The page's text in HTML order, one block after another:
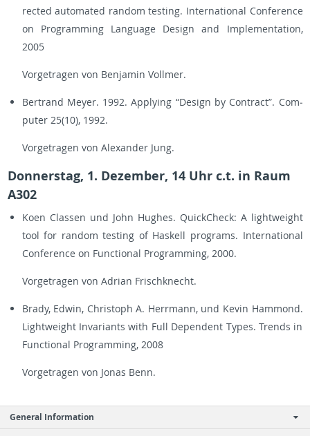
rec­ted au­to­ma­ted ran­dom tes­ting. In­ter­na­tio­nal Con­fe­rence
on Pro­gramming Lan­gua­ge De­sign and Im­ple­men­ta­ti­on,
2005
Vor­ge­tra­gen von Ben­ja­min Voll­mer.
Bertrand Meyer. 1992. Ap­p­ly­ing “De­sign by Contract”. Com­
pu­ter 25(10), 1992.
Vor­ge­tra­gen von Alex­an­der Jung.
Don­ners­tag, 1. De­zem­ber, 14 Uhr c.t. in Raum
A302
Koen Clas­sen und John Hug­hes. Quick­Check: A light­weight
tool for ran­dom tes­ting of Has­kell pro­grams. In­ter­na­tio­nal
Con­fe­rence on Func­tio­nal Pro­gramming, 2000.
Vor­ge­tra­gen von Adri­an Frisch­knecht.
Brady, Edwin, Chris­toph A. Herr­mann, und Kevin Ham­mond.
Light­weight In­va­ri­ants with Full De­pen­dent Types. Trends in
Func­tio­nal Pro­gramming, 2008
Vor­ge­tra­gen von Jonas Benn.
General Information